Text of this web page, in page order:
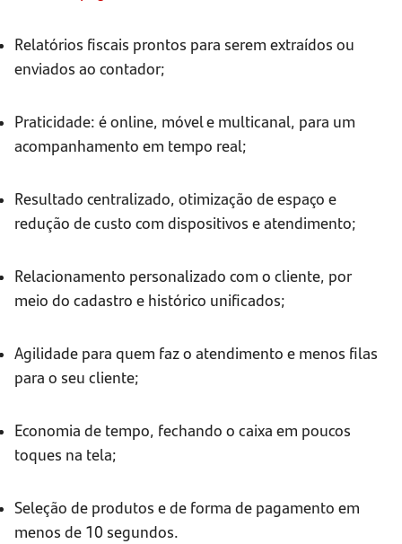
Relatórios fiscais prontos para serem extraídos ou
enviados ao contador;
Praticidade: é online, móvel e multicanal, para um
acompanhamento em tempo real;
Resultado centralizado, otimização de espaço e
redução de custo com dispositivos e atendimento;
Relacionamento personalizado com o cliente, por
meio do cadastro e histórico unificados;
Agilidade para quem faz o atendimento e menos filas
para o seu cliente;
Economia de tempo, fechando o caixa em poucos
toques na tela;
Seleção de produtos e de forma de pagamento em
menos de 10 segundos.